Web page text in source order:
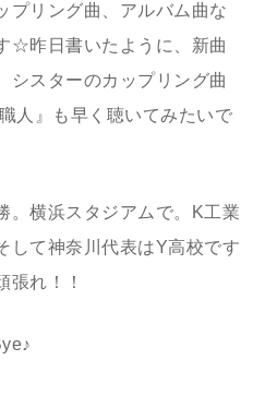
プリング曲、アルバム曲な
☆昨日書いたように、新曲
シスターのカップリング曲
人』も早く聴いてみたいで
。横浜スタジアムで。K工業
て神奈川代表はY高校です
張れ！！